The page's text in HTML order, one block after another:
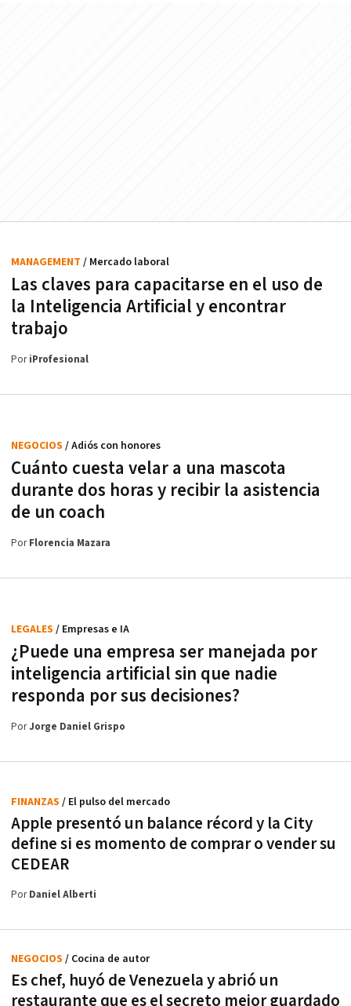
Las claves para capacitarse en el uso de
la Inteligencia Artificial y encontrar
trabajo
MANAGEMENT / Mercado laboral
PoriProfesional
Cuánto cuesta velar a una mascota
durante dos horas y recibir la asistencia
de un coach
NEGOCIOS / Adiós con honores
PorFlorencia Mazara
¿Puede una empresa ser manejada por
inteligencia artificial sin que nadie
responda por sus decisiones?
LEGALES / Empresas e IA
PorJorge Daniel Grispo
Apple presentó un balance récord y la City
define si es momento de comprar o vender su
CEDEAR
FINANZAS / El pulso del mercado
PorDaniel Alberti
Es chef, huyó de Venezuela y abrió un
restaurante que es el secreto mejor guardado
NEGOCIOS / Cocina de autor